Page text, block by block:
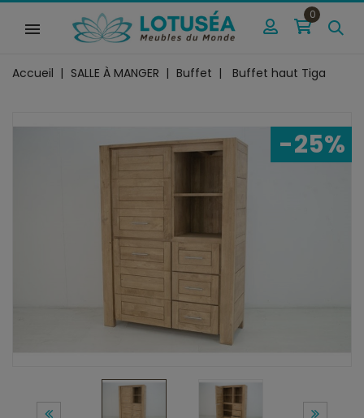
0
Accueil SALLE À MANGER Buffet Buffet haut Tiga
-25%